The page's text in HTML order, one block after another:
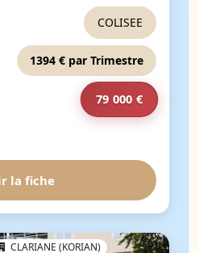
COLISEE
1394 € par Trimestre
79 000 €
la fiche
CLARIANE (KORIAN)